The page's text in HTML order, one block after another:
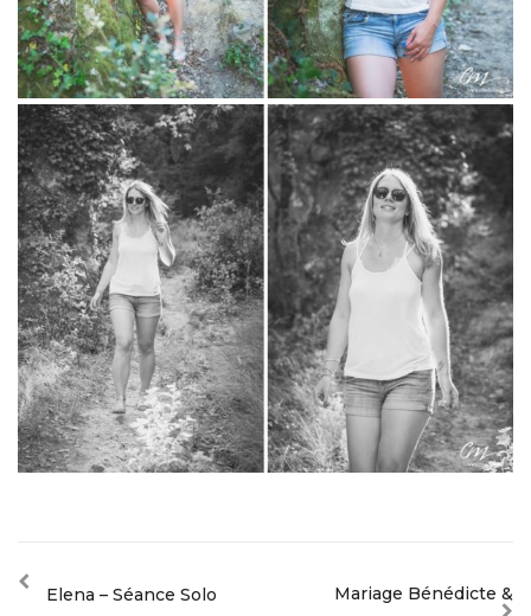
Elena – Séance Solo
Mariage Bénédicte &